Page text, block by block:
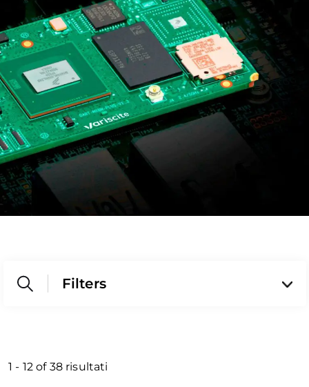
Filters
1 - 12of 38risultati